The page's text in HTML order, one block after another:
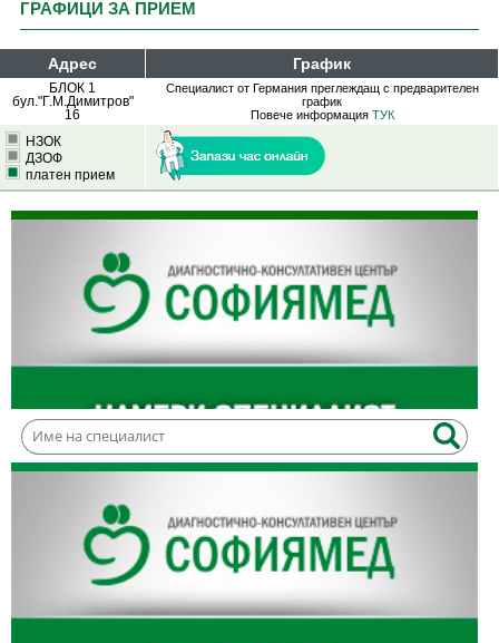
ГРАФИЦИ ЗА ПРИЕМ
Адрес График
БЛОК 1
бул."Г.М.Димитров"
16
Специалист от Германия преглеждащ с предварителен
график
Повече информация ТУК
НЗОК
ДЗОФ
платен прием